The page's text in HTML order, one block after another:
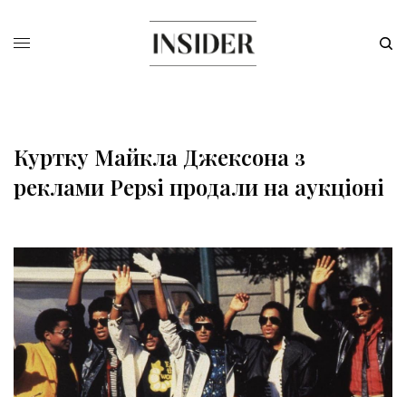
Куртку Майкла Джексона з
реклами Pepsi продали на аукціоні